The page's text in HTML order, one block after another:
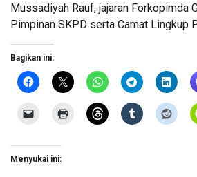
Mussadiyah Rauf, jajaran Forkopimda
Pimpinan SKPD serta Camat Lingkup
Bagikan ini:
Menyukai ini: